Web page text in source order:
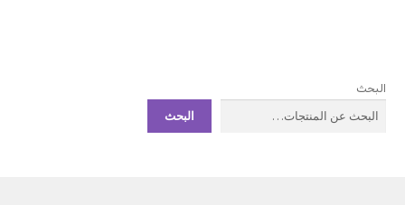
البحث
البحث